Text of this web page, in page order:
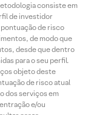
consiste em
de investidor
de risco
de modo que
desde que dentro
para o seu perfil.
objeto deste
de risco atual
dos serviços em
e/ou